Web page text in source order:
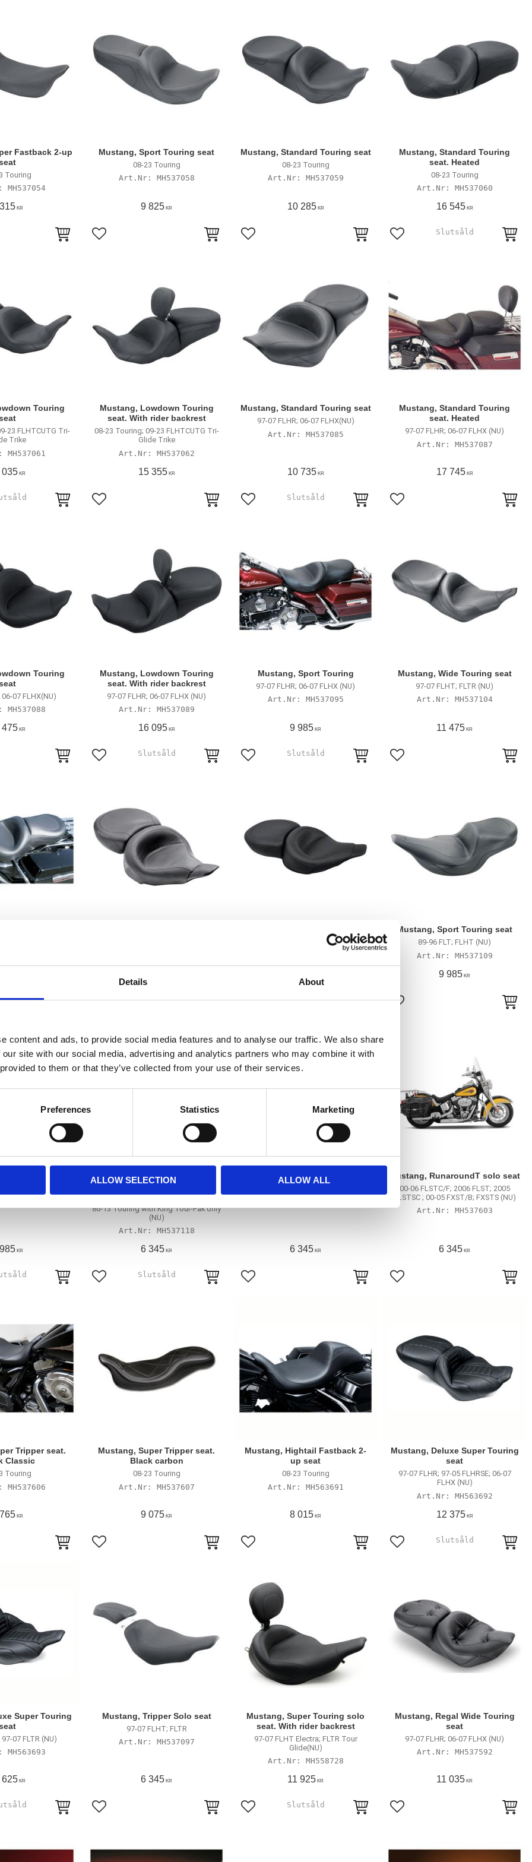
Details About
content and ads, to provide social media features and to analyse our traffic. We also share
site with our social media, advertising and analytics partners who may combine it with
to them or that they’ve collected from your use of their services.
Preferences Statistics Marketing
ALLOW SELECTION ALLOW ALL
Fastback 2-up
Touring
MH537054
KR
Mustang, Sport Touring seat
08-23 Touring
MH537058
9 825 KR
Lägg till i favoriter
Mustang, Standard Touring seat
08-23 Touring
MH537059
10 285KR
Lägg till i favoriter
Mustang, Standard Touring
seat. Heated
08-23 Touring
MH537060
16 545KR
Lägg till i favoriter
Touring
23 FLHTCUTG Tri-
Trike
MH537061
035 KR
Mustang, Lowdown Touring
seat. With rider backrest
08-23 Touring; 09-23 FLHTCUTG Tri-
Glide Trike
MH537062
15 355KR
Lägg till i favoriter
Mustang, Standard Touring seat
97-07 FLHR; 06-07 FLHX(NU)
MH537085
10 735KR
Lägg till i favoriter
Mustang, Standard Touring
seat. Heated
97-07 FLHR; 06-07 FLHX (NU)
MH537087
17 745KR
Lägg till i favoriter
Touring
06-07 FLHX(NU)
MH537088
475 KR
Mustang, Lowdown Touring
seat. With rider backrest
97-07 FLHR; 06-07 FLHX (NU)
MH537089
16 095KR
Lägg till i favoriter
Mustang, Sport Touring
97-07 FLHR; 06-07 FLHX (NU)
MH537095
9 985 KR
Lägg till i favoriter
Mustang, Wide Touring seat
97-07 FLHT; FLTR (NU)
MH537104
11 475 KR
Lägg till i favoriter
85-88 FLT; FLHT(NU)
Mustang, Sport Touring seat
89-96 FLT; FLHT (NU)
MH537109
9 985 KR
Lägg till i favoriter
Touring seat
KR
Mustang, wrap-around
passenger backrest for King
Tour-Pakr
86-13 Touring with King Tour-Pak only
(NU)
MH537118
6 345 KR
Lägg till i favoriter
Mustang, RunaroundT solo seat
6 345 KR
Lägg till i favoriter
Mustang, RunaroundT solo seat
00-06 FLSTC/F; 2006 FLST; 2005
FLSTSC ; 00-05 FXST/B; FXSTS (NU)
MH537603
6 345 KR
Lägg till i favoriter
Tripper seat.
Classic
Touring
MH537606
KR
Mustang, Super Tripper seat.
Black carbon
08-23 Touring
MH537607
9 075 KR
Lägg till i favoriter
Mustang, Hightail Fastback 2-
up seat
08-23 Touring
MH563691
8 015 KR
Lägg till i favoriter
Mustang, Deluxe Super Touring
seat
97-07 FLHR; 97-05 FLHRSE; 06-07
FLHX (NU)
MH563692
12 375KR
Lägg till i favoriter
Super Touring
07 FLTR (NU)
MH563693
625 KR
Mustang, Tripper Solo seat
97-07 FLHT; FLTR
MH537097
6 345 KR
Lägg till i favoriter
Mustang, Super Touring solo
seat. With rider backrest
97-07 FLHT Electra; FLTR Tour
Glide(NU)
MH558728
11 925 KR
Lägg till i favoriter
Mustang, Regal Wide Touring
seat
97-07 FLHR; 06-07 FLHX (NU)
MH537592
11 035 KR
Lägg till i favoriter